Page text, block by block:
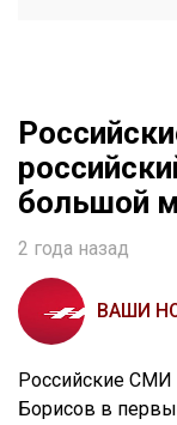
большой
2 года назад
ВАШИ
Российские СМИ
Борисов в